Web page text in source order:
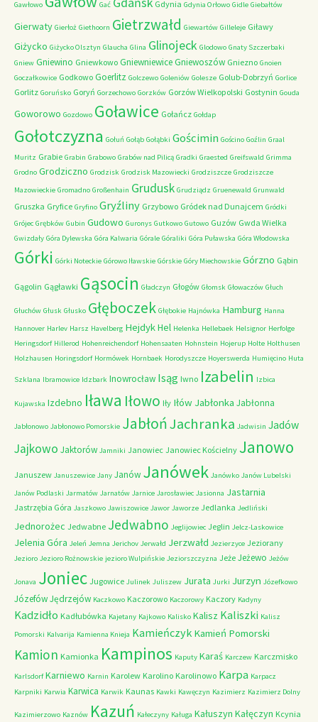
Gawłowo Gać Gdynia Gdynia Orłowo Gidle Giebałtów
Gierwaty Gierłoż Giethoorn Gietrzwałd Giewartów Gilleleje Giławy
Giżycko Giżycko Olsztyn Glaucha Glina Glinojeck Glodowo Gnaty Szczerbaki
Gniew Gniewino Gniewkowo GniewniewiceGniewoszów Gniezno Gnoien
Goczałkowice Godkowo Goerlitz Golczewo Goleniów Golesze Golub-Dobrzyń Gorlice
Gorlitz Goruńsko Goryń Gorzechowo Gorzków Gorzów Wielkopolski Gostynin Gouda
Goworowo Gozdowo Goławice Gołańcz Gołdap
Gołotczyzna Gołuń Gołąb Gołąbki Gościmin Gościno Goźlin Graal
Muritz Grabie Grabin Grabowo Grabów nad Pilicą Gradki Graested Greifswald Grimma
Grodno Grodziczno Grodzisk Grodzisk Mazowiecki Grodziszcze Grodziszcze
Mazowieckie Gromadno Großenhain Grudusk Grudziądz Gruenewald Grunwald
Gruszka Gryfice Gryfino Gryźliny Grzybowo Gródek nad Dunajcem Gródki
Grójec Grębków Gubin Gudowo Guronys Gutkowo Gutowo Guzów Gwda Wielka
Gwizdały Góra Dylewska Góra Kalwaria Górale Góraliki Góra Puławska Góra Włodowska
Górki Górki Noteckie Górowo Iławskie Górskie Góry Miechowskie Górzno Gąbin
Gągolin Gągławki Gąsocin Gładczyn Głogów Głomsk Głowaczów Głuch
Głuchów Głusk Głusko Głęboczek Głębokie Hajnówka Hamburg Hanna
Hannover Harlev Harsz Havelberg HejdykHel Helenka Hellebaek Helsignor Herfolge
Heringsdorf Hillerod Hohenreichendorf Hohensaaten Hohnstein Hojerup Holte Holthusen
Holzhausen Horingsdorf Hormówek Hornbaek Horodyszcze Hoyerswerda Humięcino Huta
Szklana Ibramowice Idzbark Inowrocław Isąg Iwno Izabelin Izbica
Kujawska Izdebno Iława Iłowo Iły Iłów Jabłonka Jabłonna
Jabłonowo Jabłonowo Pomorskie JabłońJachranka Jadwisin Jadów
Jajkowo Jaktorów Jamniki Janowiec Janowiec Kościelny Janowo
Januszew Januszewice Jany Janów Janówek Janówko Janów Lubelski
Janów Podlaski Jarmatów Jarnatów Jarnice Jarosławiec Jasionna Jastarnia
Jastrzębia Góra Jaszkowo Jawiszowice Jawor Jaworze Jedlanka Jedliński
Jednorożec Jedwabne Jedwabno Jeglijowiec Jeglin Jelcz-Laskowice
Jelenia Góra Jeleń Jemna Jerichov Jerwałd Jerzwałd Jezierzyce Jeziorany
Jezioro Jezioro Rożnowskie jezioro Wulpińskie Jeziorszczyzna Jeże Jeżewo Jeżów
Jonava Joniec Jugowice Julinek Juliszew Jurata Jurki Jurzyn Józefkowo
JózefówJędrzejów Kaczkowo Kaczorowo Kaczorowy Kaczory Kadyny
Kadzidło Kadłubówka Kajetany Kajkowo Kalisko Kalisz Kaliszki Kalisz
Pomorski Kalvarija Kamienna Knieja Kamieńczyk Kamień Pomorski
Kamion Kamionka Kampinos Kaputy Karaś Karczew Karczmisko
Karlsdorf Karniewo Karnin Karolew Karolino Karolinowo Karpa Karpacz
Karpniki Karwia Karwica Karwik Kaunas Kawki Kawęczyn Kazimierz Kazimierz Dolny
Kazimierzowo Kaznów Kazuń Kałeczyny Kaługa Kałuszyn Kałęczyn Kcynia